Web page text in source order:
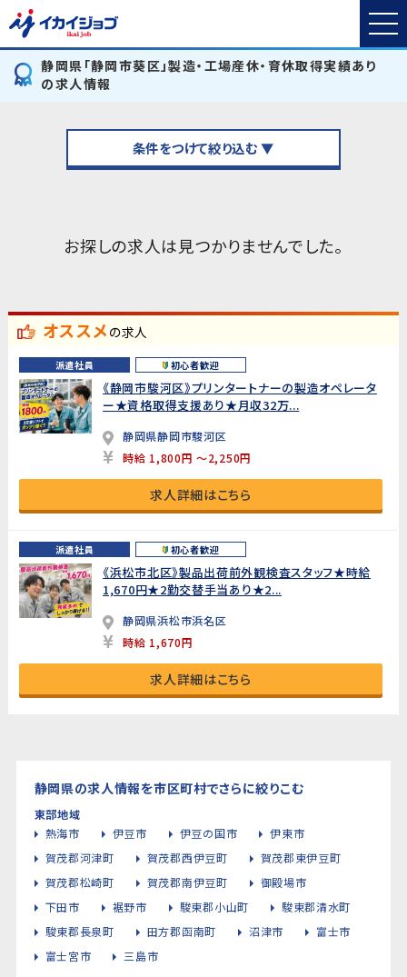
静岡県「静岡市葵区」製造・工場産休・育休取得実績あり
の求人情報
条件をつけて絞り込む ▼
お探しの求人は見つかりませんでした。
オススメの求人
派遣社員 初心者歓迎
《静岡市駿河区》プリンタートナーの製造オペレータ
ー★資格取得支援あり★月収32万...
静岡県静岡市駿河区
時給 1,800円 ～2,250円
求人詳細はこちら
派遣社員 初心者歓迎
《浜松市北区》製品出荷前外観検査スタッフ★時給
1,670円★2勤交替手当あり★2...
静岡県浜松市浜名区
時給 1,670円
求人詳細はこちら
静岡県の求人情報を市区町村でさらに絞りこむ
東部地域
熱海市
伊豆市 伊豆の国市
伊東市
賀茂郡河津町
賀茂郡西伊豆町
賀茂郡東伊豆町
賀茂郡松崎町
賀茂郡南伊豆町
御殿場市
下田市
裾野市 駿東郡小山町
駿東郡清水町
駿東郡長泉町
田方郡函南町 沼津市
富士市
富士宮市
三島市